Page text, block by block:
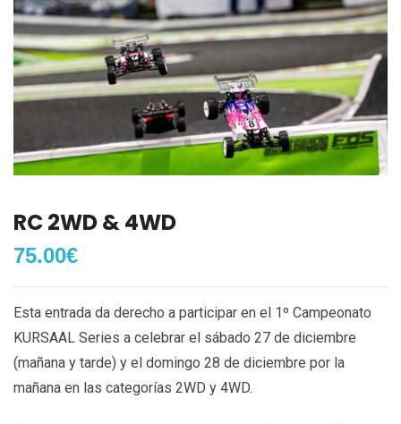
RC 2WD & 4WD
75.00€
Esta entrada da derecho a participar en el 1º Campeonato
KURSAAL Series a celebrar el sábado 27 de diciembre
(mañana y tarde) y el domingo 28 de diciembre por la
mañana en las categorías 2WD y 4WD.